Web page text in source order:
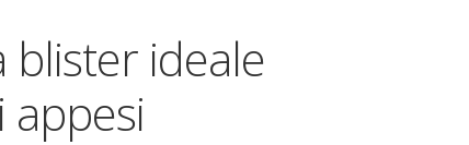
blister ideale